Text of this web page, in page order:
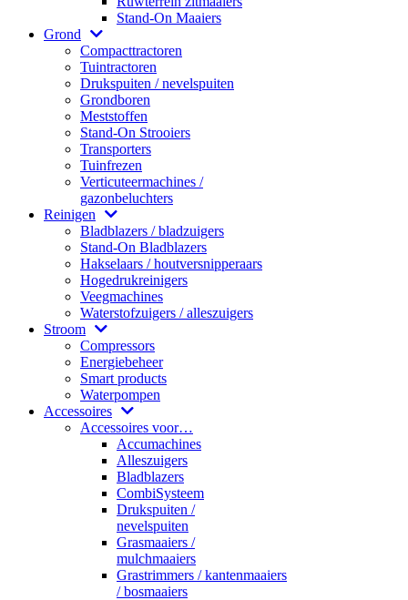
Stand-On Maaiers
Grond
Compacttractoren
Tuintractoren
Drukspuiten / nevelspuiten
Grondboren
Meststoffen
Stand-On Strooiers
Transporters
Tuinfrezen
Verticuteermachines /
gazonbeluchters
Reinigen
Bladblazers / bladzuigers
Stand-On Bladblazers
Hakselaars / houtversnipperaars
Hogedrukreinigers
Veegmachines
Waterstofzuigers / alleszuigers
Stroom
Compressors
Energiebeheer
Smart products
Waterpompen
Accessoires
Accessoires voor…
Accumachines
Alleszuigers
Bladblazers
CombiSysteem
Drukspuiten /
nevelspuiten
Grasmaaiers /
mulchmaaiers
Grastrimmers / kantenmaaiers
/ bosmaaiers